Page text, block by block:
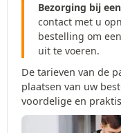
Bezorging bij
contact met u
bestelling om
uit te voeren.
De tarieven van de
plaatsen van uw
voordelige en